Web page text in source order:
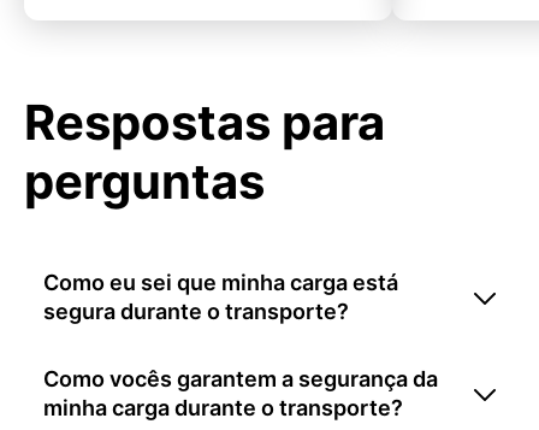
Respostas para
perguntas
Como eu sei que minha carga está
segura durante o transporte?
Como vocês garantem a segurança da
minha carga durante o transporte?